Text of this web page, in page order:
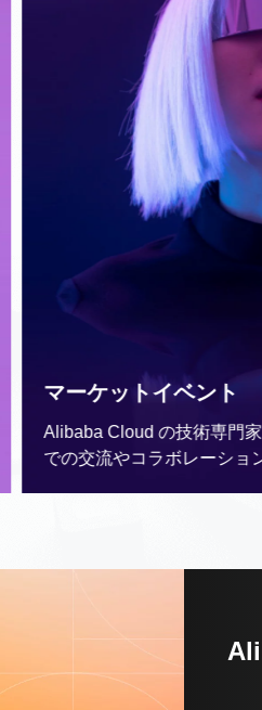
ケットイベント
Cloud の技術専門家と、オン
流やコラボレーションをお楽し